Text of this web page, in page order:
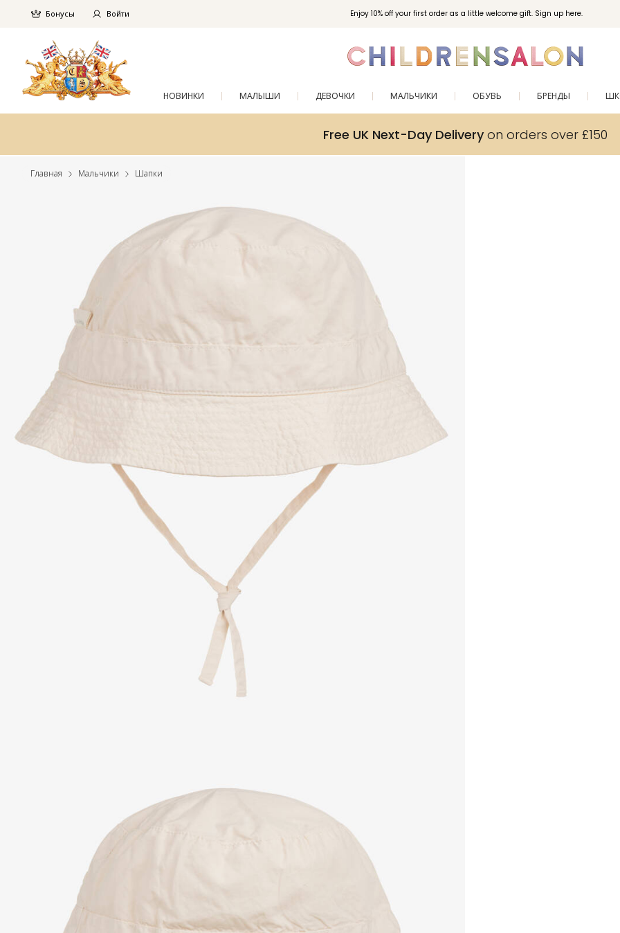
Enjoy 10% off your first order as a little welcome gift. Sign up here.
Бонусы Войти
НОВИНКИ МАЛЫШИ ДЕВОЧКИ МАЛЬЧИКИ ОБУВЬ БРЕНДЫ
Free UK Next-Day Deliveryon orders over £150
Главная Мальчики Шапки